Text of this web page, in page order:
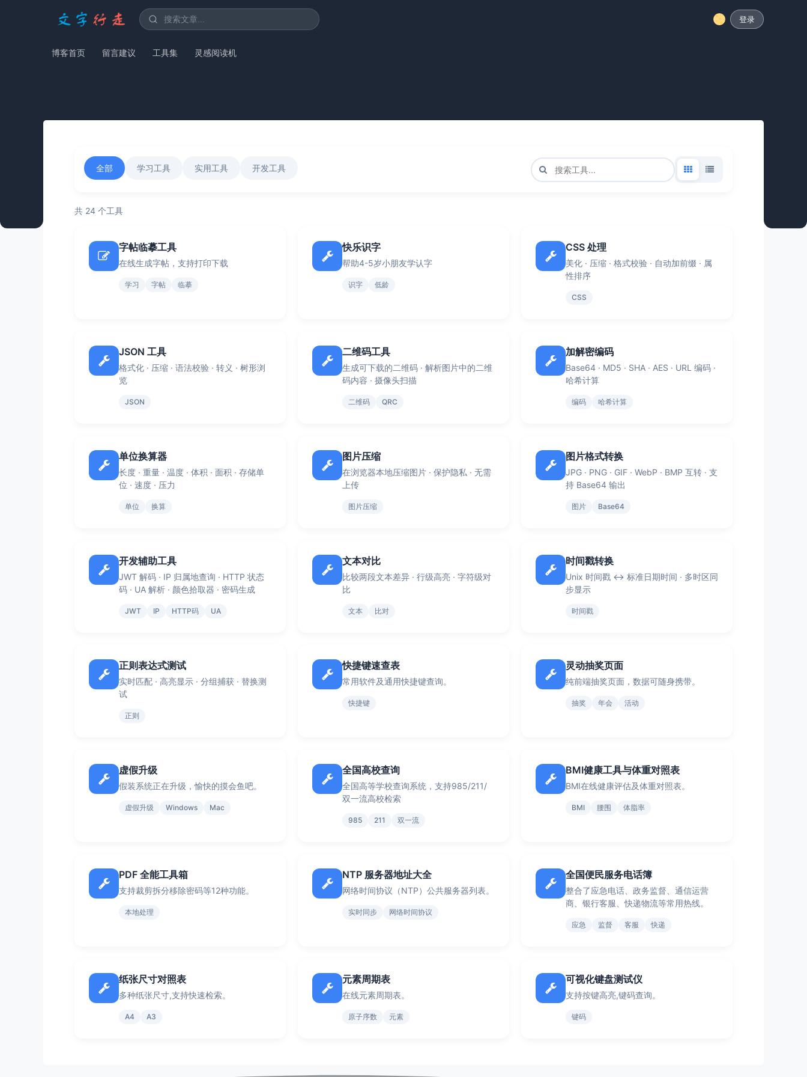
登录
博客首页 留言建议 工具集 灵感阅读机
全部 学习工具 实用工具 开发工具
共 24 个工具
字帖临摹工具
在线生成字帖，支持打印下载
学习 字帖 临摹
快乐识字
帮助4-5岁小朋友学认字
识字 低龄
CSS 处理
美化 · 压缩 · 格式校验 · 自动加前缀 · 属
性排序
CSS
JSON 工具
格式化 · 压缩 · 语法校验 · 转义 · 树形浏
览
JSON
二维码工具
生成可下载的二维码 · 解析图片中的二维
码内容 · 摄像头扫描
二维码 QRC
加解密编码
Base64 · MD5 · SHA · AES · URL 编码 ·
哈希计算
编码 哈希计算
单位换算器
长度 · 重量 · 温度 · 体积 · 面积 · 存储单
位 · 速度 · 压力
单位 换算
图片压缩
在浏览器本地压缩图片 · 保护隐私 · 无需
上传
图片压缩
图片格式转换
JPG · PNG · GIF · WebP · BMP 互转 · 支
持 Base64 输出
图片 Base64
开发辅助工具
JWT 解码 · IP 归属地查询 · HTTP 状态
码 · UA 解析 · 颜色拾取器 · 密码生成
JWT IP HTTP码 UA
文本对比
比较两段文本差异 · 行级高亮 · 字符级对
比
文本 比对
时间戳转换
Unix 时间戳 ↔ 标准日期时间 · 多时区同
步显示
时间戳
正则表达式测试
实时匹配 · 高亮显示 · 分组捕获 · 替换测
试
正则
快捷键速查表
常用软件及通用快捷键查询。
快捷键
灵动抽奖页面
纯前端抽奖页面，数据可随身携带。
抽奖 年会 活动
虚假升级
假装系统正在升级，愉快的摸会鱼吧。
虚假升级 Windows Mac
全国高校查询
全国高等学校查询系统，支持985/211/
双一流高校检索
985 211 双一流
BMI健康工具与体重对照表
BMI在线健康评估及体重对照表。
BMI 腰围 体脂率
PDF 全能工具箱
支持裁剪拆分移除密码等12种功能。
本地处理
NTP 服务器地址大全
网络时间协议（NTP）公共服务器列表。
实时同步 网络时间协议
全国便民服务电话簿
整合了应急电话、政务监督、通信运营
商、银行客服、快递物流等常用热线。
应急 监督 客服 快递
纸张尺寸对照表
多种纸张尺寸,支持快速检索。
A4 A3
元素周期表
在线元素周期表。
原子序数 元素
可视化键盘测试仪
支持按键高亮,键码查询。
键码